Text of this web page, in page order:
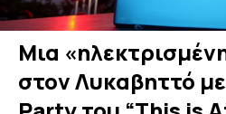
Μια
στον Λυκαβηττό